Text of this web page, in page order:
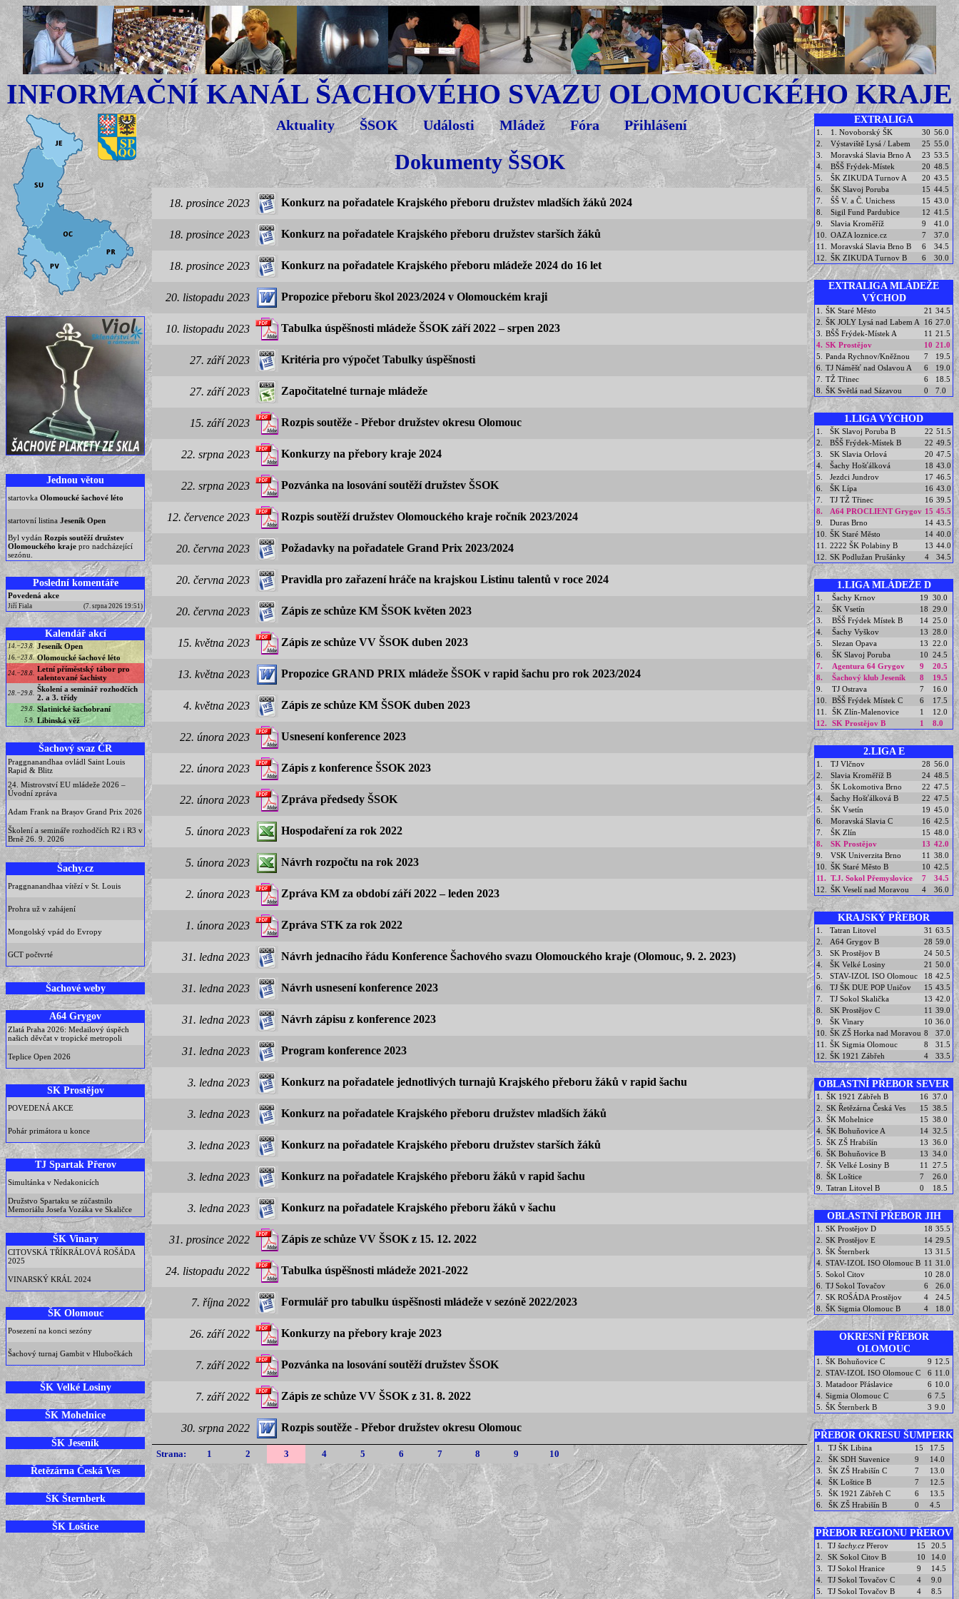
INFORMAČNÍ KANÁL ŠACHOVÉHO SVAZU OLOMOUCKÉHO KRAJE
Jednou větou
startovka Olomoucké šachové léto
startovní listina Jeseník Open
Byl vydán Rozpis soutěží družstev
Olomouckého kraje pro nadcházející
sezónu.
Poslední komentáře
Povedená akce
Jiří Fiala (7. srpna 2026 19:51)
Kalendář akcí
14.−23.8. Jeseník Open
16.−23.8. Olomoucké šachové léto
24.−28.8. Letní příměstský tábor pro
talentované šachisty
28.−29.8. Školení a seminář rozhodčích
2. a 3. třídy
29.8. Slatinické šachobraní
5.9. Libinská věž
Šachový svaz ČR
Praggnanandhaa ovládl Saint Louis
Rapid & Blitz
24. Mistrovství EU mládeže 2026 –
Úvodní zpráva
Adam Frank na Brașov Grand Prix 2026
Školení a semináře rozhodčích R2 i R3 v
Brně 26. 9. 2026
Šachy.cz
Praggnanandhaa vítězí v St. Louis
Prohra už v zahájení
Mongolský vpád do Evropy
GCT počtvrté
Šachové weby
A64 Grygov
Zlatá Praha 2026: Medailový úspěch
našich děvčat v tropické metropoli
Teplice Open 2026
SK Prostějov
POVEDENÁ AKCE
Pohár primátora u konce
TJ Spartak Přerov
Simultánka v Nedakonicích
Družstvo Spartaku se zúčastnilo
Memoriálu Josefa Vozáka ve Skaličce
ŠK Vinary
CITOVSKÁ TŘÍKRÁLOVÁ ROŠÁDA
2025
VINARSKÝ KRÁL 2024
ŠK Olomouc
Posezení na konci sezóny
Šachový turnaj Gambit v Hlubočkách
ŠK Velké Losiny
ŠK Mohelnice
ŠK Jeseník
Řetězárna Česká Ves
ŠK Šternberk
ŠK Loštice
EXTRALIGA
1. 1. Novoborský ŠK 30 56.0
2.
Výstaviště Lysá / Labem 25 55.0
3.
Moravská Slavia Brno A 23 53.5
4.
BŠŠ Frýdek-Místek 20 48.5
5.
ŠK ZIKUDA Turnov A 20 43.5
6.
ŠK Slavoj Poruba 15 44.5
7.
ŠŠ V. a Č. Unichess 15 43.0
8.
Sigil Fund Pardubice 12 41.5
9.
Slavia Kroměříž 9
41.0
10.
OAZA loznice.cz 7
37.0
11.
Moravská Slavia Brno B 6
34.5
12.
ŠK ZIKUDA Turnov B 6 30.0
EXTRALIGA MLÁDEŽE
VÝCHOD
1. ŠK Staré Město 21 34.5
2.
ŠK JOLY Lysá nad Labem A 16 27.0
3.
BŠŠ Frýdek-Místek A 11 21.5
4. SK Prostějov 10 21.0
5.
Panda Rychnov/Kněžnou 7
19.5
6. TJ Náměšť nad Oslavou A 6
19.0
7. TŽ Třinec 6
18.5
8.
ŠK Světlá nad Sázavou 0 7.0
1.LIGA VÝCHOD
1. ŠK Slavoj Poruba B 22 51.5
2.
BŠŠ Frýdek-Místek B 22 49.5
3.
SK Slavia Orlová 20 47.5
4.
Šachy Hošťálková 18 43.0
5.
Jezdci Jundrov 17 46.5
6.
ŠK Lípa 16 43.0
7.
TJ TŽ Třinec 16 39.5
8.
A64 PROCLIENT Grygov 15 45.5
9.
Duras Brno 14 43.5
10.
ŠK Staré Město 14 40.0
11.
2222 ŠK Polabiny B 13 44.0
12.
SK Podlužan Prušánky 4 34.5
1.LIGA MLÁDEŽE D
1. Šachy Krnov 19 30.0
2.
ŠK Vsetín 18 29.0
3.
BŠŠ Frýdek Místek B 14 25.0
4.
Šachy Vyškov 13 28.0
5.
Slezan Opava 13 22.0
6.
ŠK Slavoj Poruba 10 24.5
7.
Agentura 64 Grygov 9
20.5
8.
Šachový klub Jeseník 8
19.5
9.
TJ Ostrava 7
16.0
10.
BŠŠ Frýdek Místek C 6
17.5
11.
ŠK Zlín-Malenovice 1
12.0
12.
SK Prostějov B 1 8.0
2.LIGA E
1. TJ Vlčnov 28 56.0
2.
Slavia Kroměříž B 24 48.5
3.
ŠK Lokomotiva Brno 22 47.5
4.
Šachy Hošťálková B 22 47.5
5.
ŠK Vsetín 19 45.0
6.
Moravská Slavia C 16 42.5
7.
ŠK Zlín 15 48.0
8.
SK Prostějov 13 42.0
9.
VSK Univerzita Brno 11 38.0
10.
ŠK Staré Město B 10 42.5
11. T.J. Sokol Přemyslovice 7
34.5
12.
ŠK Veselí nad Moravou 4 36.0
KRAJSKÝ PŘEBOR
1. Tatran Litovel 31 63.5
2.
A64 Grygov B 28 59.0
3.
SK Prostějov B 24 50.5
4.
ŠK Velké Losiny 21 50.0
5.
STAV-IZOL ISO Olomouc 18 42.5
6.
TJ ŠK DUE POP Uničov 15 43.5
7.
TJ Sokol Skalička 13 42.0
8.
SK Prostějov C 11 39.0
9.
ŠK Vinary 10 36.0
10.
ŠK ZŠ Horka nad Moravou 8
37.0
11.
ŠK Sigmia Olomouc 8
31.5
12.
ŠK 1921 Zábřeh 4 33.5
OBLASTNÍ PŘEBOR SEVER
1. ŠK 1921 Zábřeh B 16 37.0
2.
SK Řetězárna Česká Ves 15 38.5
3.
ŠK Mohelnice 15 38.0
4.
ŠK Bohuňovice A 14 32.5
5.
ŠK ZŠ Hrabišín 13 36.0
6.
ŠK Bohuňovice B 13 34.0
7.
ŠK Velké Losiny B 11
27.5
8.
ŠK Loštice 7
26.0
9.
Tatran Litovel B 0 18.5
OBLASTNÍ PŘEBOR JIH
1. SK Prostějov D 18 35.5
2.
SK Prostějov E 14 29.5
3.
ŠK Šternberk 13 31.5
4. STAV-IZOL ISO Olomouc B 11 31.0
5.
Sokol Citov 10 28.0
6. TJ Sokol Tovačov 6
26.0
7. SK ROŠÁDA Prostějov 4
24.5
8.
ŠK Sigmia Olomouc B 4 18.0
OKRESNÍ PŘEBOR
OLOMOUC
1. ŠK Bohuňovice C 9 12.5
2.
STAV-IZOL ISO Olomouc C 6 11.0
3.
Matadoor Přáslavice 6 10.0
4. Sigmia Olomouc C 6 7.5
5.
ŠK Šternberk B 3 9.0
PŘEBOR OKRESU ŠUMPERK
1. TJ ŠK Libina 15
17.5
2.
ŠK SDH Stavenice 9
14.0
3.
ŠK ZŠ Hrabišín C 7
13.0
4.
ŠK Loštice B 7
12.5
5.
ŠK 1921 Zábřeh C 6
13.5
6.
ŠK ZŠ Hrabišín B 0 4.5
PŘEBOR REGIONU PŘEROV
1. TJ šachy.cz Přerov 15
20.5
2.
SK Sokol Citov B 10
14.0
3.
TJ Sokol Hranice 9
14.5
4.
TJ Sokol Tovačov C 4
9.0
5.
TJ Sokol Tovačov B 4
8.5
Aktuality ŠSOK Události Mládež Fóra Přihlášení
Dokumenty ŠSOK
18. prosince 2023 Konkurz na pořadatele Krajského přeboru družstev mladších žáků 2024
18. prosince 2023 Konkurz na pořadatele Krajského přeboru družstev starších žáků
18. prosince 2023 Konkurz na pořadatele Krajského přeboru mládeže 2024 do 16 let
20. listopadu 2023 Propozice přeboru škol 2023/2024 v Olomouckém kraji
10. listopadu 2023 Tabulka úspěšnosti mládeže ŠSOK září 2022 – srpen 2023
27. září 2023 Kritéria pro výpočet Tabulky úspěšnosti
27. září 2023 Započitatelné turnaje mládeže
15. září 2023 Rozpis soutěže - Přebor družstev okresu Olomouc
22. srpna 2023 Konkurzy na přebory kraje 2024
22. srpna 2023 Pozvánka na losování soutěží družstev ŠSOK
12. července 2023 Rozpis soutěží družstev Olomouckého kraje ročník 2023/2024
20. června 2023 Požadavky na pořadatele Grand Prix 2023/2024
20. června 2023 Pravidla pro zařazení hráče na krajskou Listinu talentů v roce 2024
20. června 2023 Zápis ze schůze KM ŠSOK květen 2023
15. května 2023 Zápis ze schůze VV ŠSOK duben 2023
13. května 2023 Propozice GRAND PRIX mládeže ŠSOK v rapid šachu pro rok 2023/2024
4. května 2023 Zápis ze schůze KM ŠSOK duben 2023
22. února 2023 Usnesení konference 2023
22. února 2023 Zápis z konference ŠSOK 2023
22. února 2023 Zpráva předsedy ŠSOK
5. února 2023 Hospodaření za rok 2022
5. února 2023 Návrh rozpočtu na rok 2023
2. února 2023 Zpráva KM za období září 2022 – leden 2023
1. února 2023 Zpráva STK za rok 2022
31. ledna 2023 Návrh jednacího řádu Konference Šachového svazu Olomouckého kraje (Olomouc, 9. 2. 2023)
31. ledna 2023 Návrh usnesení konference 2023
31. ledna 2023 Návrh zápisu z konference 2023
31. ledna 2023 Program konference 2023
3. ledna 2023 Konkurz na pořadatele jednotlivých turnajů Krajského přeboru žáků v rapid šachu
3. ledna 2023 Konkurz na pořadatele Krajského přeboru družstev mladších žáků
3. ledna 2023 Konkurz na pořadatele Krajského přeboru družstev starších žáků
3. ledna 2023 Konkurz na pořadatele Krajského přeboru žáků v rapid šachu
3. ledna 2023 Konkurz na pořadatele Krajského přeboru žáků v šachu
31. prosince 2022 Zápis ze schůze VV ŠSOK z 15. 12. 2022
24. listopadu 2022 Tabulka úspěšnosti mládeže 2021-2022
7. října 2022 Formulář pro tabulku úspěšnosti mládeže v sezóně 2022/2023
26. září 2022 Konkurzy na přebory kraje 2023
7. září 2022 Pozvánka na losování soutěží družstev ŠSOK
7. září 2022 Zápis ze schůze VV ŠSOK z 31. 8. 2022
30. srpna 2022 Rozpis soutěže - Přebor družstev okresu Olomouc
Strana: 1 2 3 4 5 6 7 8 9 10